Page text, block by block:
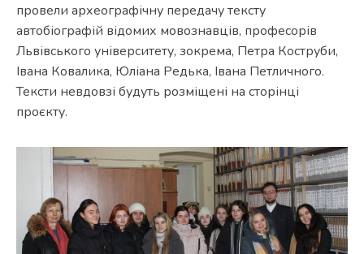
провели археографічну передачу тексту
автобіографій відомих мовознавців, професорів
Львівського університету, зокрема, Петра Коструби,
Івана Ковалика, Юліана Редька, Івана Петличного.
Тексти невдовзі будуть розміщені на сторінці
проєкту.